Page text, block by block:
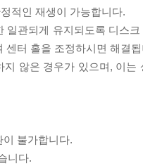
적인 재생이 가능합니다.
관되게 유지되도록 디스
센터 홀을 조정하시면 해결
않은 경우가 있으며, 이
불가합니다.
니다.